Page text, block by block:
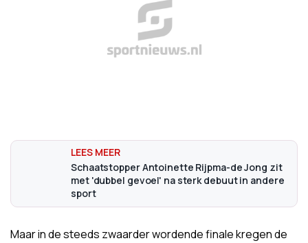
Schaatstopper Antoinette Rijpma-de Jong zit
met 'dubbel gevoel' na sterk debuut in andere
sport
Maar in de steeds zwaarder wordende finale kregen de